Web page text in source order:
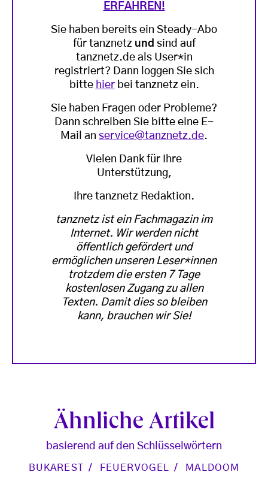
ERFAHREN!
Sie haben bereits ein Steady-Abo
für tanznetz und sind auf
tanznetz.de als User*in
registriert? Dann loggen Sie sich
bitte hierbei tanznetz ein.
Sie haben Fragen oder Probleme?
Dann schreiben Sie bitte eine E-
Mail an service@tanznetz.de.
Vielen Dank für Ihre
Unterstützung,
Ihre tanznetz Redaktion.
tanznetz ist ein Fachmagazin im
Internet. Wir werden nicht
öffentlich gefördert und
ermöglichen unseren Leser*innen
trotzdem die ersten 7 Tage
kostenlosen Zugang zu allen
Texten. Damit dies so bleiben
kann, brauchen wir Sie!
Ähnliche Artikel
basierend auf den Schlüsselwörtern
BUKAREST FEUERVOGEL MALDOOM